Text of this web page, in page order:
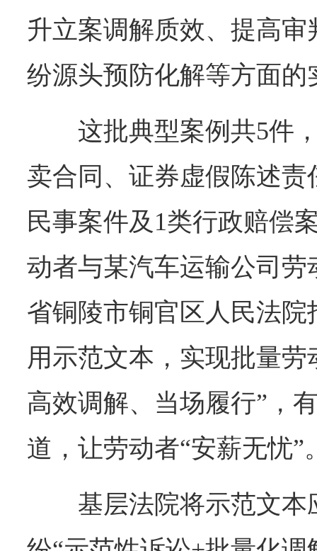
升立案调解质效、提高
纷源头预防化解等方面的
这批典型案例共5件
卖合同、证券虚假陈述责
民事案件及1类行政赔偿
动者与某汽车运输公司劳
省铜陵市铜官区人民法
用示范文本，实现批量劳
高效调解、当场履行”，
道，让劳动者“安薪无忧”
基层法院将示范文本